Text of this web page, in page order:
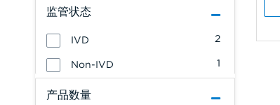
监管状态
IVD 2
Non-IVD 1
产品数量